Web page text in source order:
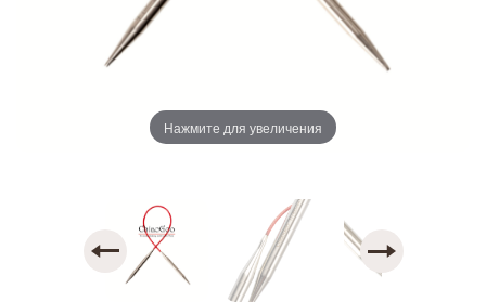
Нажмите для увеличения